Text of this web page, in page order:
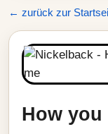
← zurück zur
How you